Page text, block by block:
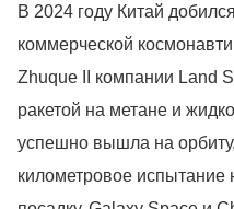
В 2024 году Китай
коммерческой
Zhuquе II компании Land
ракетой на метане и
успешно вышла на
километровое испытание